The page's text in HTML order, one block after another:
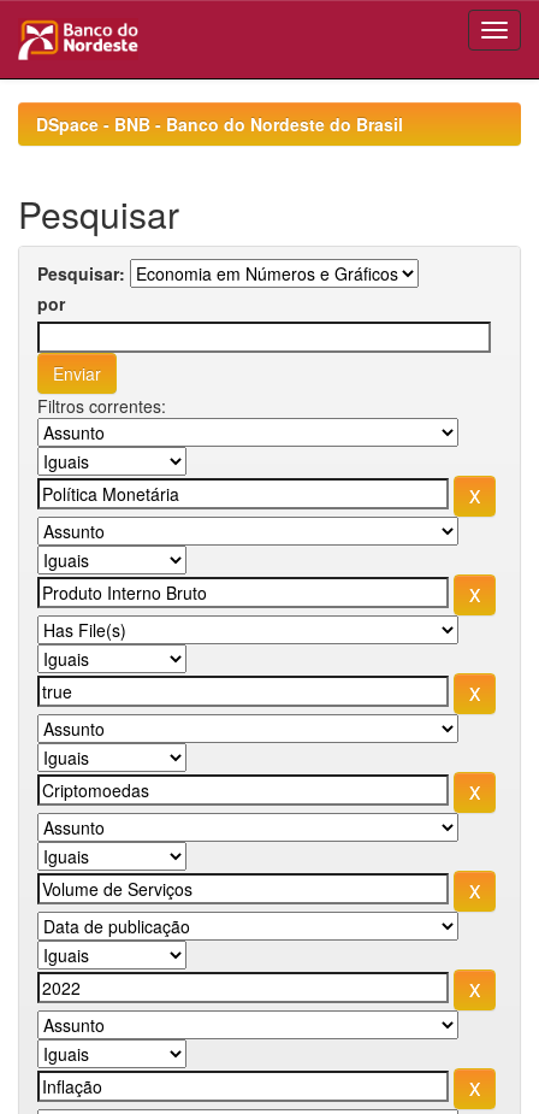
navigationDSpace - BNB - Banco do Nordeste do Brasil
Pesquisar
Pesquisar:
por
Filtros correntes: